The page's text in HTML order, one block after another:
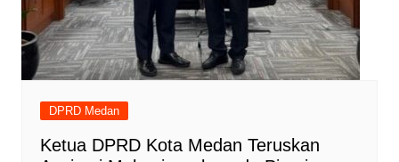
DPRD Medan
Ketua DPRD Kota Medan Teruskan